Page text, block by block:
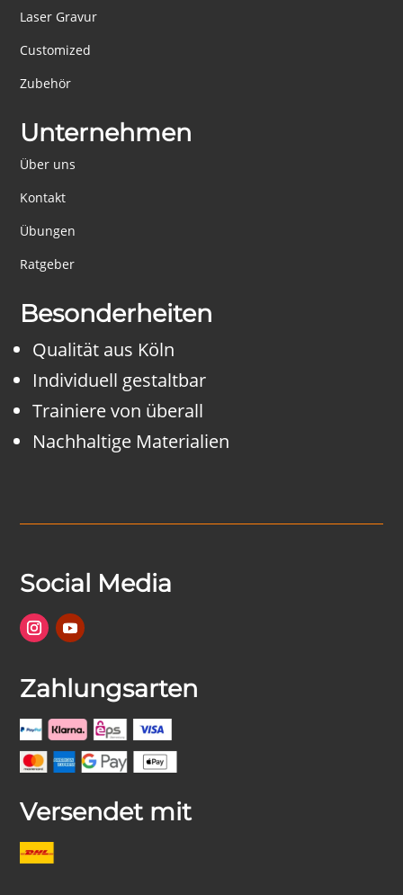
Laser Gravur
Customized
Zubehör
Unternehmen
Über uns
Kontakt
Übungen
Ratgeber
Besonderheiten
Qualität aus Köln
Individuell gestaltbar
Trainiere von überall
Nachhaltige Materialien
Social Media
Zahlungsarten
Versendet mit